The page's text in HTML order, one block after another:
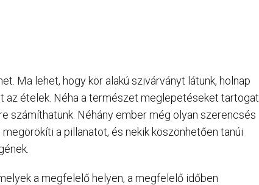
Ma lehet, hogy kör alakú szivárványt látunk, holnap
az ételek. Néha a természet meglepetéseket tartogat
számíthatunk. Néhány ember még olyan szerencsés
a pillanatot, és nekik köszönhetően tanúi
a megfelelő helyen, a megfelelő időben